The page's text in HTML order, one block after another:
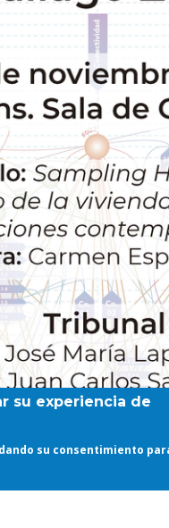
su experiencia de
su consentimiento